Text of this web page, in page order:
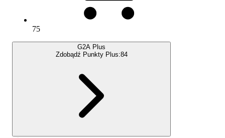
75
G2A Plus
Zdobądź Punkty Plus:84